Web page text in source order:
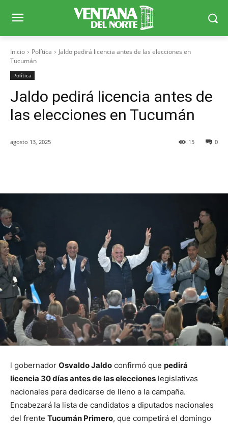
Inicio Política
Jaldo pedirá licencia antes de las elecciones en
Tucumán
Política
Jaldo pedirá licencia antes de
las elecciones en Tucumán
agosto 13, 2025 0
15
l gobernador Osvaldo Jaldo confirmó que pedirá
licencia 30 días antes de las elecciones legislativas
nacionales para dedicarse de lleno a la campaña.
Encabezará la lista de candidatos a diputados nacionales
del frente Tucumán Primero, que competirá el domingo